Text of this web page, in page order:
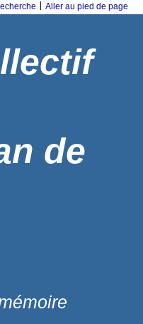
Aller au pied de page
de